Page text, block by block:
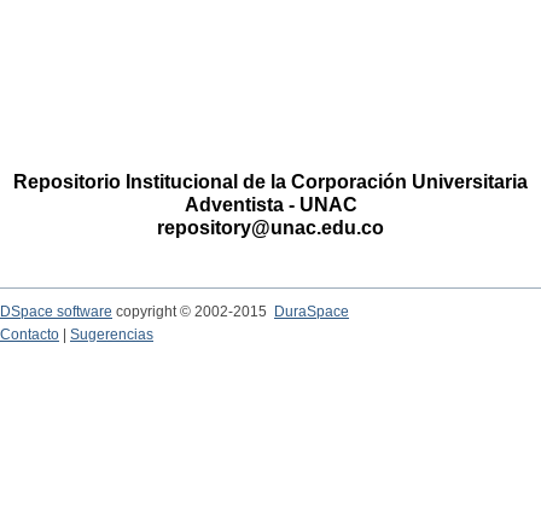
Repositorio Institucional de la Corporación Universitaria
Adventista - UNAC
repository@unac.edu.co
DSpace software copyright © 2002-2015
DuraSpace
Contacto
Sugerencias